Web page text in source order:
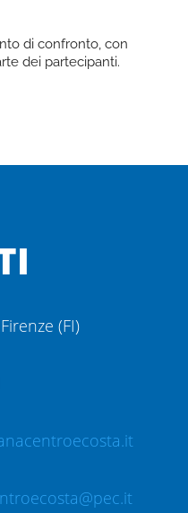
di confronto, con
dei partecipanti.
(FI)